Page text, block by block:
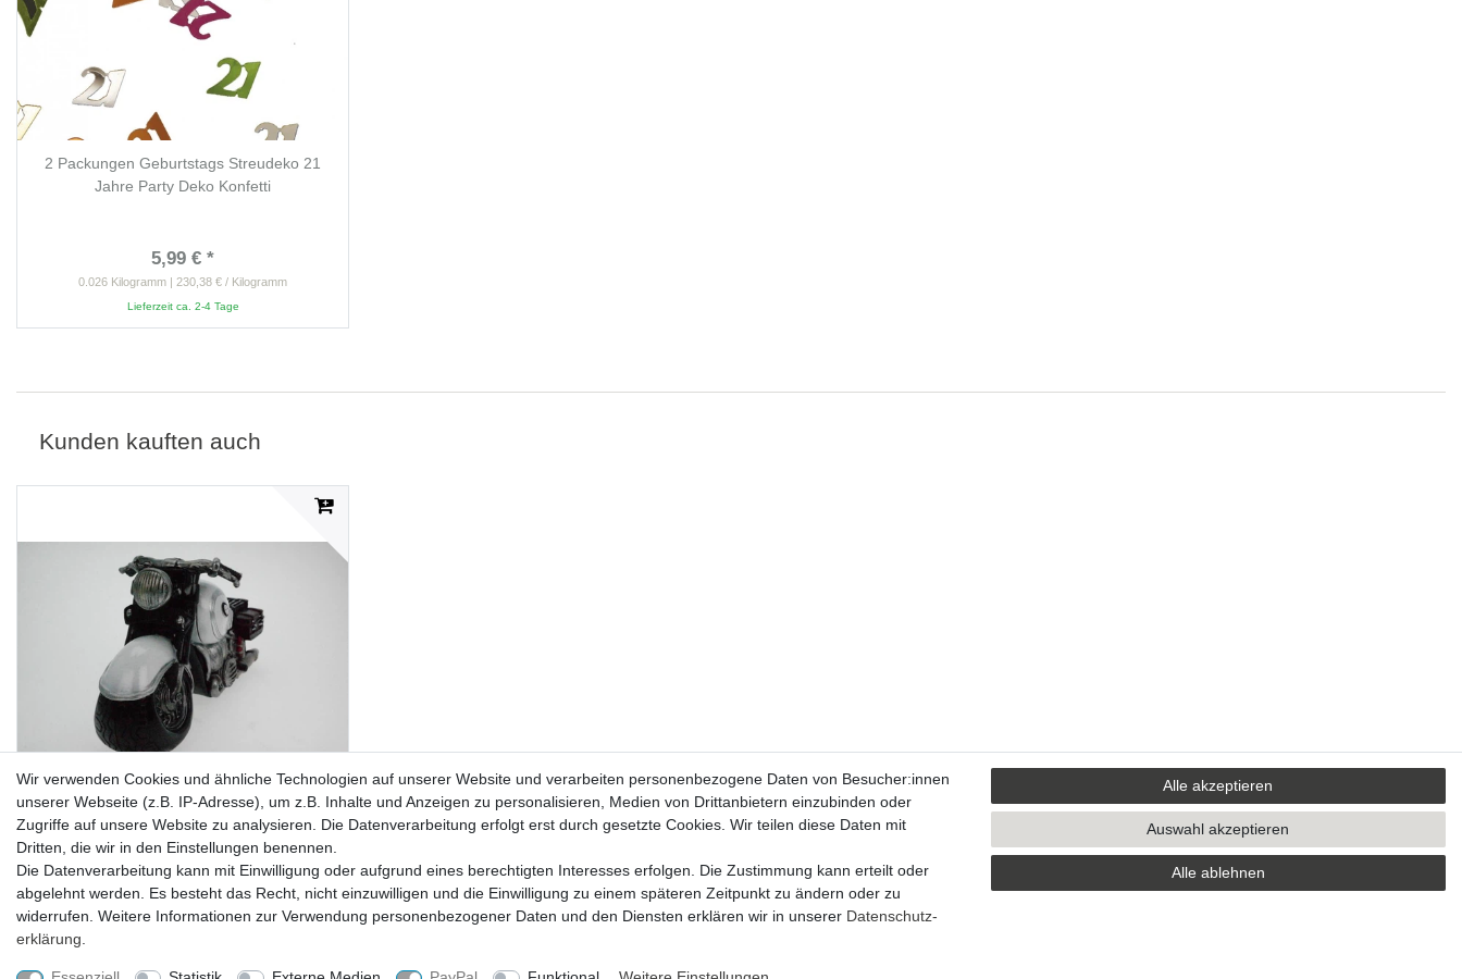
2 Packungen Geburtstags Streudeko 21
Jahre Party Deko Konfetti
5,99 € *
0.026 Kilogramm | 230,38 € / Kilogramm
Lieferzeit ca. 2-4 Tage
Kunden kauften auch
Spardose Motorrad Old Style Biker weiss
Sparschwein B
Wir verwenden Cookies und ähnliche Technologien auf unserer Website und verarbeiten personenbezogene Daten von Besucher:innen
unserer Webseite (z.B. IP-Adresse), um z.B. Inhalte und Anzeigen zu personalisieren, Medien von Drittanbietern einzubinden oder
Zugriffe auf unsere Website zu analysieren. Die Datenverarbeitung erfolgt erst durch gesetzte Cookies. Wir teilen diese Daten mit
Dritten, die wir in den Einstellungen benennen.
Die Datenverarbeitung kann mit Einwilligung oder aufgrund eines berechtigten Interesses erfolgen. Die Zustimmung kann erteilt oder
abgelehnt werden. Es besteht das Recht, nicht einzuwilligen und die Einwilligung zu einem späteren Zeitpunkt zu ändern oder zu
widerrufen. Weitere Informationen zur Verwendung personenbezogener Daten und den Diensten erklären wir in unserer Daten­schutz­
erklärung
Alle akzeptieren
Alle ablehnen
Auswahl akzeptieren